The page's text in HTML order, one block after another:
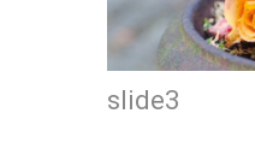
slide3